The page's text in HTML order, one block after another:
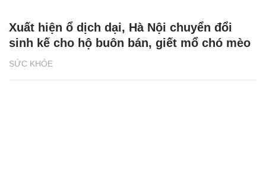
SỨC KHỎE
Xuất hiện ổ dịch dại, Hà Nội chuyển đổi
sinh kế cho hộ buôn bán, giết mổ chó mèo